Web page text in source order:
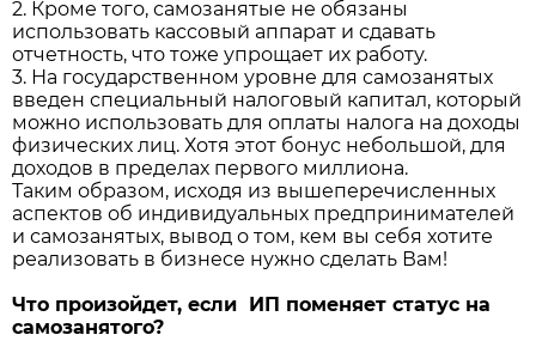
2. Кроме того, самозанятые не обязаны
использовать кассовый аппарат и сдавать
отчетность, что тоже упрощает их работу.
3. На государственном уровне для самозанятых
введен специальный налоговый капитал, который
можно использовать для оплаты налога на доходы
физических лиц. Хотя этот бонус небольшой, для
доходов в пределах первого миллиона.
Таким образом, исходя из вышеперечисленных
аспектов об индивидуальных предпринимателей
и самозанятых, вывод о том, кем вы себя хотите
реализовать в бизнесе нужно сделать Вам!
Что произойдет, если ИП поменяет статус на
самозанятого?